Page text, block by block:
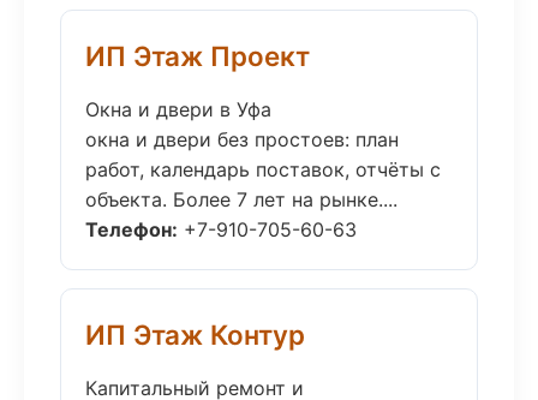
ИП Этаж Проект
Окна и двери в Уфа
окна и двери без простоев: план
работ, календарь поставок, отчёты с
объекта. Более 7 лет на рынке....
Телефон: +7-910-705-60-63
ИП Этаж Контур
Капитальный ремонт и